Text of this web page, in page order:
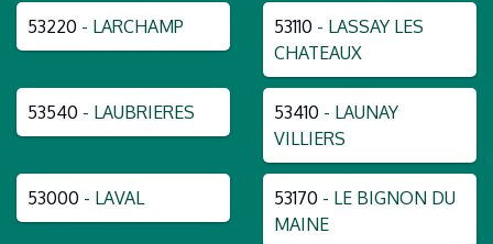
53220 - LARCHAMP 53110 - LASSAY LES
CHATEAUX
53540 - LAUBRIERES 53410 - LAUNAY
VILLIERS
53000 - LAVAL 53170 - LE BIGNON DU
MAINE